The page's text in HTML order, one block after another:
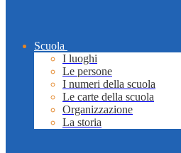
Scuola
I luoghi
Le persone
I numeri della scuola
Le carte della scuola
Organizzazione
La storia